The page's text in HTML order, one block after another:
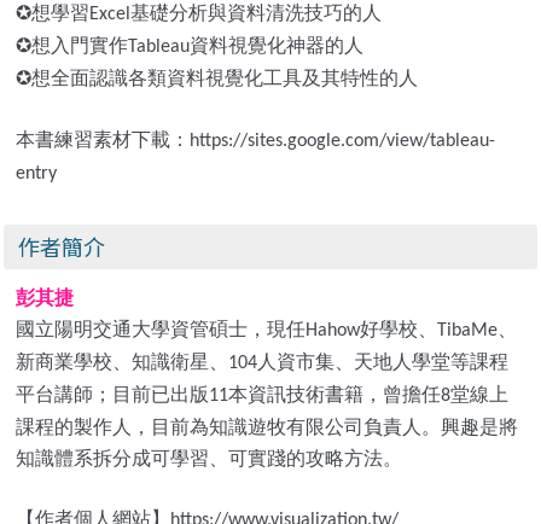
✪想學習Excel 基礎分析與資料清洗技巧的人
✪想入門實作 Tableau資料視覺化神器的人
✪想全面認識各類資料視覺化工具及其特性的人
本書練習素材下載： https://sites.google.com/view/tableau-
entry
作者簡介
彭其捷
國立陽明交通大學資管碩士，現任Hahow好學校、 TibaMe
新商業學校、知識衛星、 104 人資市集、天地人學堂等課程
平台講師；目前已出版11本資訊技術書籍，曾擔任8堂線上
課程的製作人，目前為知識遊牧有限公司負責人。興趣是將
知識體系拆分成可學習、可實踐的攻略方法。
【作者個人網站】